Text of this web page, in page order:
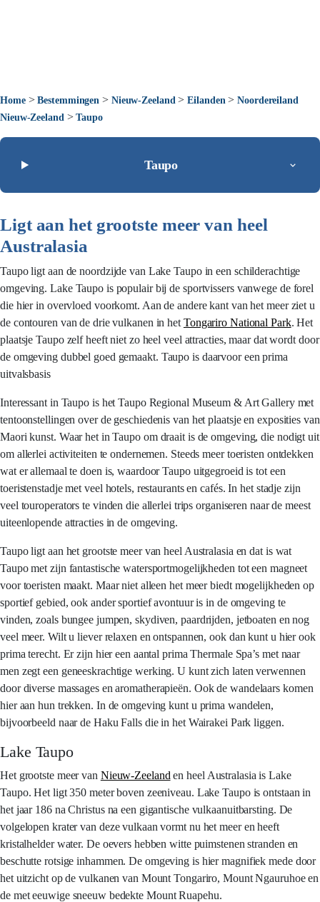
Home>Bestemmingen > Nieuw-Zeeland >Eilanden >Noordereiland
Nieuw-Zeeland >Taupo
Taupo
Ligt aan het grootste meer van heel
Australasia
Taupo ligt aan de noordzijde van Lake Taupo in een schilderachtige
omgeving. Lake Taupo is populair bij de sportvissers vanwege de forel
die hier in overvloed voorkomt. Aan de andere kant van het meer ziet u
de contouren van de drie vulkanen in het Tongariro National Park. Het
plaatsje Taupo zelf heeft niet zo heel veel attracties, maar dat wordt door
de omgeving dubbel goed gemaakt. Taupo is daarvoor een prima
uitvalsbasis
Interessant in Taupo is het Taupo Regional Museum & Art Gallery met
tentoonstellingen over de geschiedenis van het plaatsje en exposities van
Maori kunst. Waar het in Taupo om draait is de omgeving, die nodigt uit
om allerlei activiteiten te ondernemen. Steeds meer toeristen ontdekken
wat er allemaal te doen is, waardoor Taupo uitgegroeid is tot een
toeristenstadje met veel hotels, restaurants en cafés. In het stadje zijn
veel touroperators te vinden die allerlei trips organiseren naar de meest
uiteenlopende attracties in de omgeving.
Taupo ligt aan het grootste meer van heel Australasia en dat is wat
Taupo met zijn fantastische watersportmogelijkheden tot een magneet
voor toeristen maakt. Maar niet alleen het meer biedt mogelijkheden op
sportief gebied, ook ander sportief avontuur is in de omgeving te
vinden, zoals bungee jumpen, skydiven, paardrijden, jetboaten en nog
veel meer. Wilt u liever relaxen en ontspannen, ook dan kunt u hier ook
prima terecht. Er zijn hier een aantal prima Thermale Spa’s met naar
men zegt een geneeskrachtige werking. U kunt zich laten verwennen
door diverse massages en aromatherapieën. Ook de wandelaars komen
hier aan hun trekken. In de omgeving kunt u prima wandelen,
bijvoorbeeld naar de Haku Falls die in het Wairakei Park liggen.
Lake Taupo
Het grootste meer van Nieuw-Zeeland en heel Australasia is Lake
Taupo. Het ligt 350 meter boven zeeniveau. Lake Taupo is ontstaan in
het jaar 186 na Christus na een gigantische vulkaanuitbarsting. De
volgelopen krater van deze vulkaan vormt nu het meer en heeft
kristalhelder water. De oevers hebben witte puimstenen stranden en
beschutte rotsige inhammen. De omgeving is hier magnifiek mede door
het uitzicht op de vulkanen van Mount Tongariro, Mount Ngauruhoe en
de met eeuwige sneeuw bedekte Mount Ruapehu.